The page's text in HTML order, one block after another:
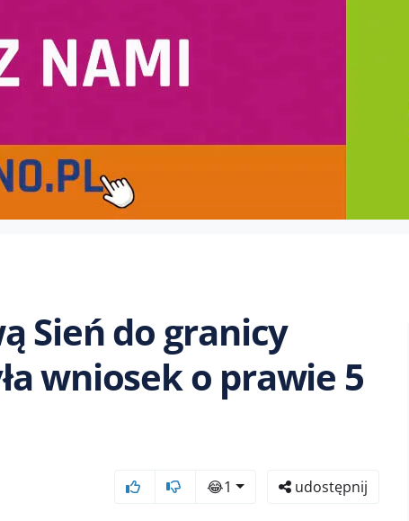
Sień do granicy
wniosek o prawie 5
😂1 udostępnij